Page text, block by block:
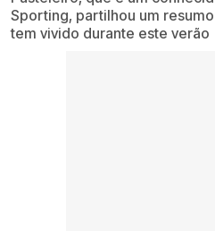
Sporting, partilhou um
tem vivido durante este verão